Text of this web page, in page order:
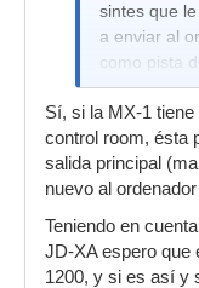
sintes que
a enviar al
como pista
Sí, si la MX-1
control room, ésta
salida principal
nuevo al
Teniendo en
JD-XA espero que
1200, y si es así y